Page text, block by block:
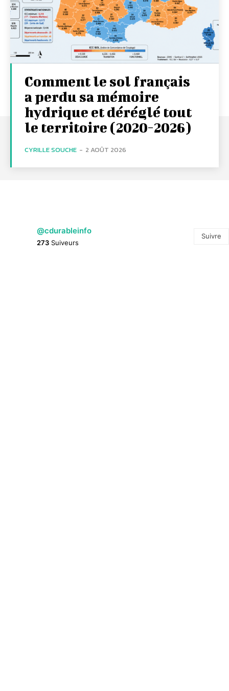
Comment le sol français
a perdu sa mémoire
hydrique et déréglé tout
le territoire (2020-2026)
CYRILLE SOUCHE - 2 AOÛT 2026
@cdurableinfo
273 Suiveurs
Suivre